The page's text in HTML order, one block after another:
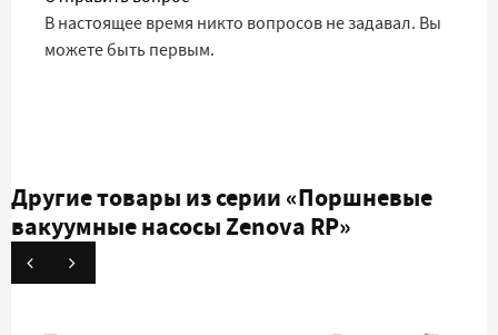
В настоящее время никто вопросов не задавал. Вы
можете быть первым.
Другие товары из серии«Поршневые
вакуумные насосы Zenova RP»